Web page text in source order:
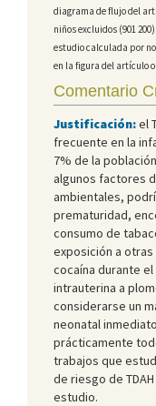
diagrama de flujo del
niños excluidos (901
estudio calculada por
en la figura del artículo
Comentario
Justificación:el
frecuente en la
7% de la
algunos factores
ambientales,
prematuridad,
consumo de
exposición a otras
cocaína durante
intrauterina a
considerarse un
neonatal
prácticamente
trabajos que
de riesgo de
estudio.